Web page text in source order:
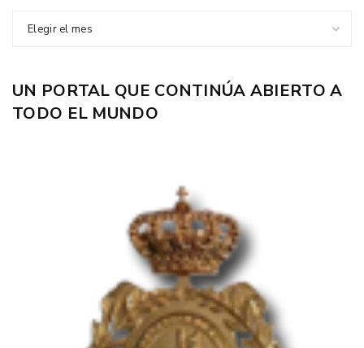
Elegir el mes
UN PORTAL QUE CONTINÚA ABIERTO A
TODO EL MUNDO